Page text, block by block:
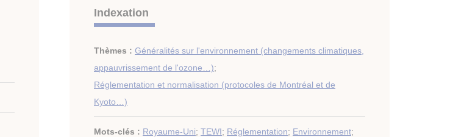
Indexation
Thèmes : Généralités sur l'environnement (changements climatiques,
appauvrissement de l'ozone…);
Réglementation et normalisation (protocoles de Montréal et de
Kyoto…)
Mots-clés : Royaume-Uni; TEWI; Réglementation; Environnement;